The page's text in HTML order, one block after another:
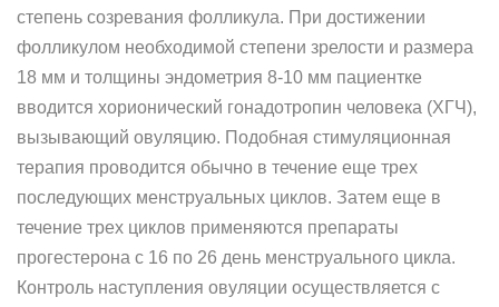
степень созревания фолликула. При достижении
фолликулом необходимой степени зрелости и размера
18 мм и толщины эндометрия 8-10 мм пациентке
вводится хорионический гонадотропин человека (ХГЧ),
вызывающий овуляцию. Подобная стимуляционная
терапия проводится обычно в течение еще трех
последующих менструальных циклов. Затем еще в
течение трех циклов применяются препараты
прогестерона с 16 по 26 день менструального цикла.
Контроль наступления овуляции осуществляется с